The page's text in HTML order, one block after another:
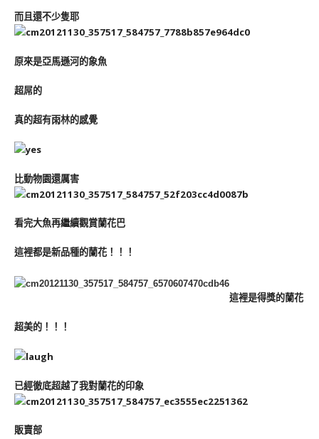
而且還不少隻耶
原來是亞馬遜河的象魚
超屌的
真的超有雨林的感覺
比動物園還厲害
看完大魚再繼續觀賞蘭花巴
這裡都是新品種的蘭花！！！
這裡是得獎的蘭花
超美的！！！
已經徹底超越了我對蘭花的印象
販賣部